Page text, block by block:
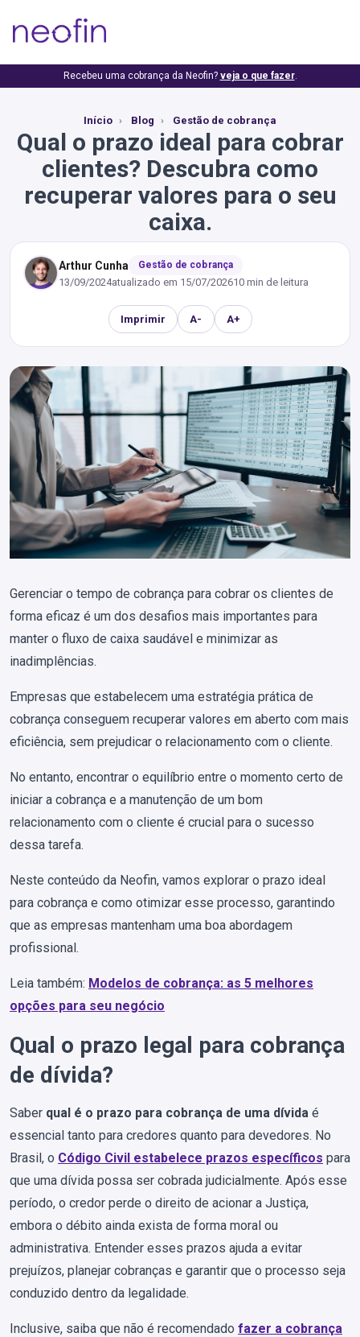
Recebeu uma cobrança da Neofin? veja o que fazer.
Início Blog Gestão de cobrança
Qual o prazo ideal para cobrar
clientes? Descubra como
recuperar valores para o seu
caixa.
Arthur Cunha Gestão de cobrança
13/09/2024atualizado em 15/07/202610 min de leitura
Imprimir A- A+
Gerenciar o tempo de cobrança para cobrar os clientes de
forma eficaz é um dos desafios mais importantes para
manter o fluxo de caixa saudável e minimizar as
inadimplências.
Empresas que estabelecem uma estratégia prática de
cobrança conseguem recuperar valores em aberto com mais
eficiência, sem prejudicar o relacionamento com o cliente.
No entanto, encontrar o equilíbrio entre o momento certo de
iniciar a cobrança e a manutenção de um bom
relacionamento com o cliente é crucial para o sucesso
dessa tarefa.
Neste conteúdo da Neofin, vamos explorar o prazo ideal
para cobrança e como otimizar esse processo, garantindo
que as empresas mantenham uma boa abordagem
profissional.
Leia também: Modelos de cobrança: as 5 melhores
opções para seu negócio
Qual o prazo legal para cobrança
de dívida?
Saber qual é o prazo para cobrança de uma dívida é
essencial tanto para credores quanto para devedores. No
Brasil, o Código Civil estabelece prazos específicos para
que uma dívida possa ser cobrada judicialmente. Após esse
período, o credor perde o direito de acionar a Justiça,
embora o débito ainda exista de forma moral ou
administrativa. Entender esses prazos ajuda a evitar
prejuízos, planejar cobranças e garantir que o processo seja
conduzido dentro da legalidade.
Inclusive, saiba que não é recomendado fazer a cobrança